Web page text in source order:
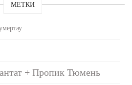
МЕТКИ
+ Пропик Тюмень